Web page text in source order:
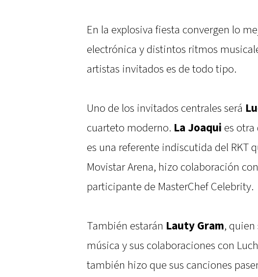
En la explosiva fiesta convergen lo
electrónica y distintos ritmos
artistas invitados es de todo tipo.
Uno de los invitados centrales será
cuarteto moderno. La Joaqui es otra
es una referente indiscutida del RKT
Movistar Arena, hizo colaboración
participante de MasterChef Celebrity.
También estarán Lauty Gram, quien
música y sus colaboraciones con
también hizo que sus canciones